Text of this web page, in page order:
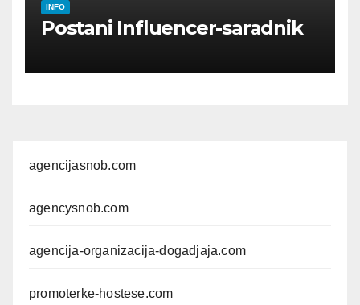
INFO
Postani Influencer-saradnik
agencijasnob.com
agencysnob.com
agencija-organizacija-dogadjaja.com
promoterke-hostese.com